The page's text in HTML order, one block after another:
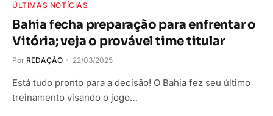
ÚLTIMAS NOTÍCIAS
Bahia fecha preparação para enfrentar o
Vitória; veja o provável time titular
Por REDAÇÃO 22/03/2025
Está tudo pronto para a decisão! O Bahia fez seu último
treinamento visando o jogo…